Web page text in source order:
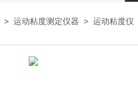
> 运动粘度测定仪器 > 运动粘度仪